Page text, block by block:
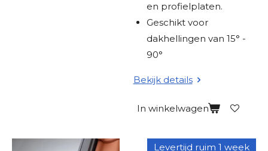
en profielplaten.
Geschikt voor
dakhellingen van 15° -
90°
Bekijk details
In winkelwagen
Levertijd ruim 1 week